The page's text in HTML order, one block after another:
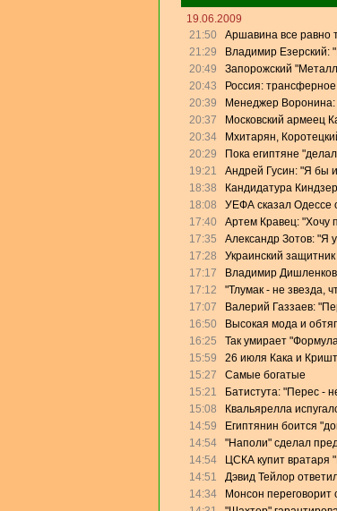
19.06.2009
21:50
Аршавина все равно
21:29
Владимир Езерский:
20:49
Запорожский
20:43
Россия:
20:39
Менеджер Воронина:
20:37
Московский армеец
20:34
Мхитарян,
20:29
Пока египтяне
19:21
Андрей Гусин: "Я бы
18:38
Кандидатура
18:08
УЕФА сказал Одессе
17:40
Артем Кравец: "Хочу
17:35
Александр Зотов: "Я
17:28
Украинский
17:17
Владимир
17:12
"Тлумак - не звезда,
17:07
Валерий Газзаев:
16:50
Высокая мода и
16:25
Так умирает
15:59
26 июля Кака и
15:27
Самые богатые
15:21
Батистута: "Перес -
15:08
Квальярелла
14:59
Египтянин боится
14:54
"Наполи" сделал
14:54
ЦСКА купит вратаря
14:51
Дэвид Тейлор
14:34
Монсон